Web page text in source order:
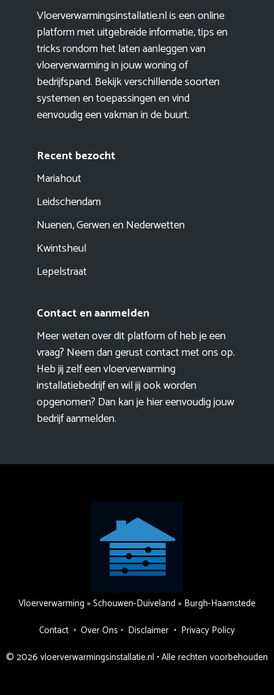
Vloerverwarmingsinstallatie.nl is een online
platform met uitgebreide informatie, tips en
tricks rondom het laten aanleggen van
vloerverwarming in jouw woning of
bedrijfspand. Bekijk verschillende soorten
systemen en toepassingen en vind
eenvoudig een vakman in de buurt.
Recent bezocht
Mariahout
Leidschendam
Nuenen, Gerwen en Nederwetten
Kwintsheul
Lepelstraat
Contact en aanmelden
Meer weten over dit platform of heb je een
vraag? Neem dan gerust contact met ons op.
Heb jij zelf een vloerverwarming
installatiebedrijf en wil jij ook worden
opgenomen? Dan kan je hier eenvoudigjouw
bedrijf aanmelden.
Vloerverwarming »Schouwen-Duiveland » Burgh-Haamstede
Contact • Over Ons • Disclaimer • Privacy Policy
© 2026 vloerverwarmingsinstallatie.nl • Alle rechten voorbehouden